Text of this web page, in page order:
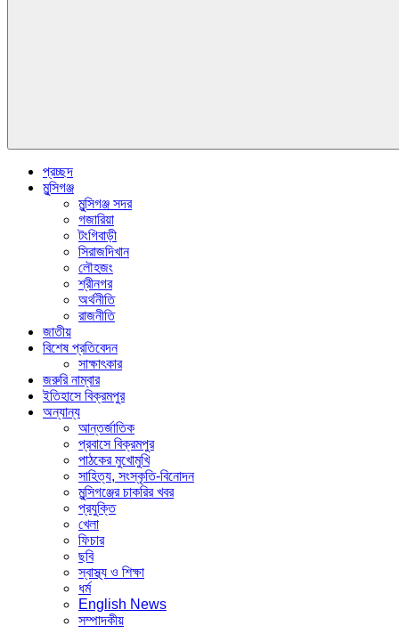
প্রচ্ছদ
মুন্সিগঞ্জ
মুন্সিগঞ্জ সদর
গজারিয়া
টংগিবাড়ী
সিরাজদিখান
লৌহজং
শ্রীনগর
অর্থনীতি
রাজনীতি
জাতীয়
বিশেষ প্রতিবেদন
সাক্ষাৎকার
জরুরি নাম্বার
ইতিহাসে বিক্রমপুর
অন্যান্য
আন্তর্জাতিক
প্রবাসে বিক্রমপুর
পাঠকের মুখোমুখি
সাহিত্য, সংস্কৃতি-বিনোদন
মুন্সিগঞ্জের চাকরির খবর
প্রযুক্তি
খেলা
ফিচার
ছবি
স্বাস্থ্য ও শিক্ষা
ধর্ম
English News
সম্পাদকীয়